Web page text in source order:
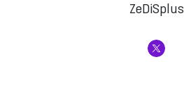
ZeDiSplus